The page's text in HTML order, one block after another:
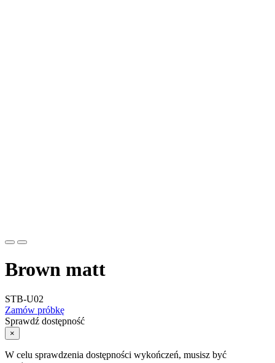
Brown matt
STB-U02
Zamów próbkę
Sprawdź dostępność
×
W celu sprawdzenia dostępności wykończeń, musisz być